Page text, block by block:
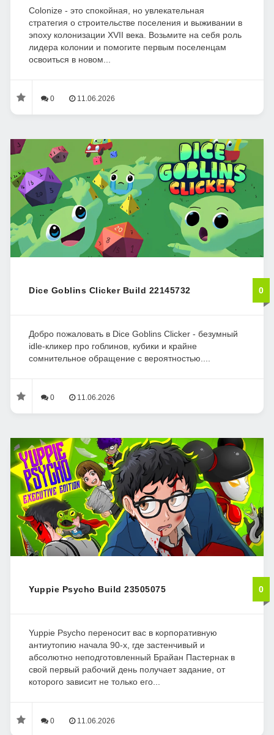
Colonize - это спокойная, но увлекательная
стратегия о строительстве поселения и выживании в
эпоху колонизации XVII века. Возьмите на себя роль
лидера колонии и помогите первым поселенцам
освоиться в новом...
0 11.06.2026
Dice Goblins Clicker Build 22145732 0
Добро пожаловать в Dice Goblins Clicker - безумный
idle-кликер про гоблинов, кубики и крайне
сомнительное обращение с вероятностью....
0 11.06.2026
Yuppie Psycho Build 23505075 0
Yuppie Psycho переносит вас в корпоративную
антиутопию начала 90-х, где застенчивый и
абсолютно неподготовленный Брайан Пастернак в
свой первый рабочий день получает задание, от
которого зависит не только его...
0 11.06.2026